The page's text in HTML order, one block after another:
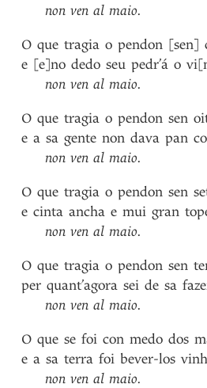
non ven al maio.
O que tragia o pendon [sen]
e [e]no dedo seu pedr’á o
non ven al maio.
O que tragia o pendon sen
e a sa gente non dava pan
non ven al maio.
O que tragia o pendon sen
e cinta ancha e mui gran
non ven al maio.
O que tragia o pendon sen
per quant’agora sei de sa
non ven al maio.
O que se foi con medo dos
e a sa terra foi bever-los
non ven al maio.